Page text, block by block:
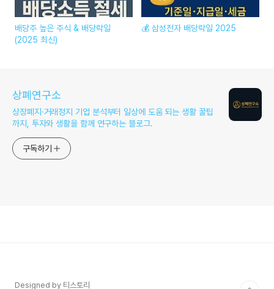
배당주 높은 주식 & 배당락일
(2025 최신)
💰 삼성전자 배당락일 2025
상폐연구소
상장폐지·거래정지 기업 분석부터 일상에 도움 되는 생활 꿀팁
까지, 투자와 생활을 함께 연구하는 블로그.
구독하기
Designed by 티스토리